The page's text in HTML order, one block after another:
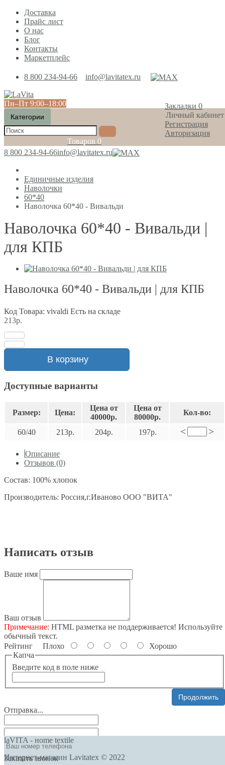
Доставка
Прайс лист
О нас
Блог
Контакты
Маркетплейс
8 800 234-94-66 info@lavitatex.ru
Закладки 0
Личный кабинет
Регистрация
Авторизация
Пн‒Пт 9:00‒18:00
Категории
Товаров 0
8 800 234-94-66info@lavitatex.ru
Единичные изделия
Наволочки
60*40
Наволочка 60*40 - Вивальди
Наволочка 60*40 - Вивальди |
для КПБ
Наволочка 60*40 - Вивальди | для КПБ
Код Товара: vivaldi Есть на складе
213р.
В корзину
Доступные варианты
Размер: Цена:
Цена от
40000р.
Цена от
80000р.
Кол-во:
60/40 213р. 204р. 197р. < >
Описание
Отзывов (0)
Состав: 100% хлопок
Производитель: Россия,г.Иваново ООО "ВИТА"
Написать отзыв
Ваше имя
Ваш отзыв
Примечание: HTML разметка не поддерживается! Используйте
обычный текст.
Рейтинг Плохо
Хорошо
Капча
Введите код в поле ниже
Продолжить
Отправка...
Заказать звонок
laVITA - нome textile
Интернет-магазин Lavitatex © 2022